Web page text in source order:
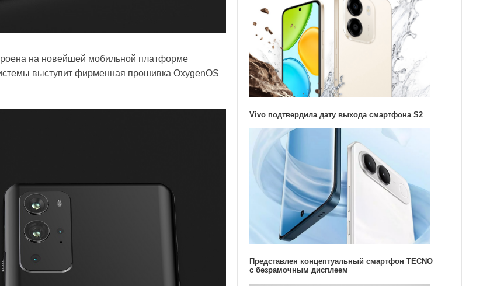
на новейшей мобильной платформе
выступит фирменная прошивка OxygenOS
Vivo подтвердила дату выхода смартфона S2
Представлен концептуальный смартфон TECNO
с безрамочным дисплеем